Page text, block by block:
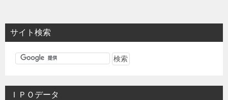
サイト検索
ＩＰＯデータ